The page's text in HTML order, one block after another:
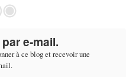
e-mail.
à ce blog et recevoir une